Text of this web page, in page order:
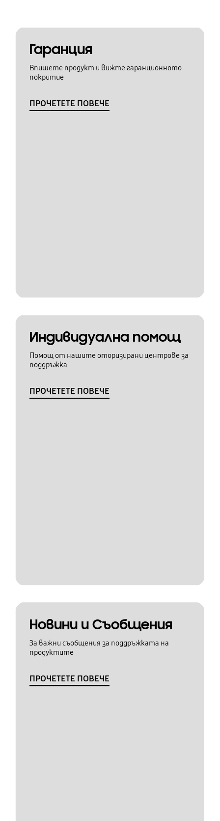
Гаранция
Впишете продукт и вижте гаранционното
покритие
ПРОЧЕТЕТЕ ПОВЕЧЕ
Индивидуална помощ
Помощ от нашите оторизирани центрове за
поддръжка
ПРОЧЕТЕТЕ ПОВЕЧЕ
Новини и Съобщения
За важни съобщения за поддръжката на
продуктите
ПРОЧЕТЕТЕ ПОВЕЧЕ